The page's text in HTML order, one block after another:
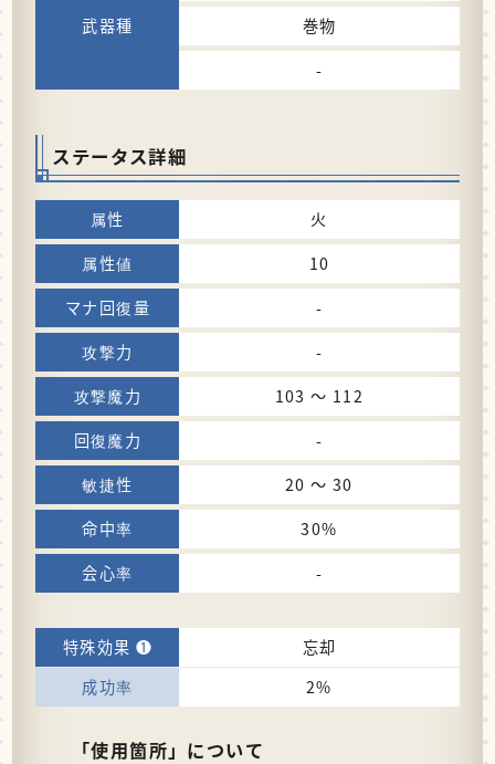
巻物
-
ステータス詳細
火
10
-
-
103 〜 112
-
20 〜 30
30%
-
忘却
2%
「使用箇所」について